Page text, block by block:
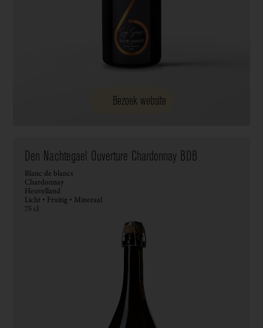
Bezoek website
Den Nachtegael Ouverture Chardonnay BDB
Blanc de blancs
Chardonnay
Heuvelland
Licht • Fruitig • Mineraal
75 cl